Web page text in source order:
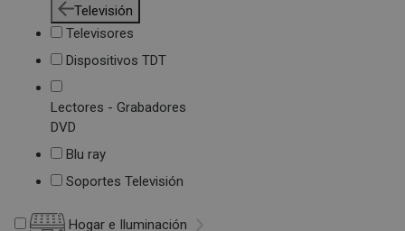
Televisión
Televisores
Dispositivos TDT
Lectores - Grabadores
DVD
Blu ray
Soportes Televisión
Hogar e Iluminación